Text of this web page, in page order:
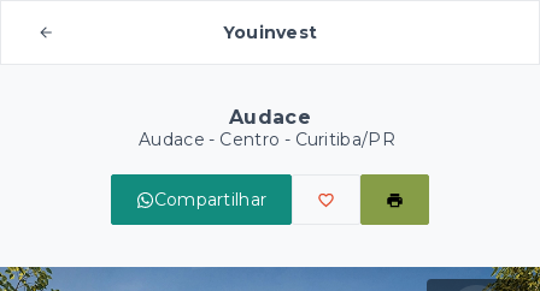
Youinvest
Audace
Audace - Centro - Curitiba/PR
Compartilhar